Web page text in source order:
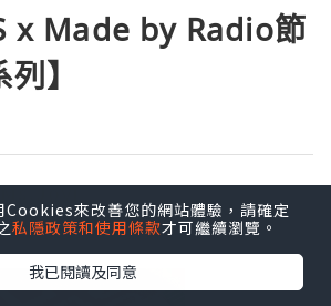
x Made by Radio節
】
追蹤
來改善您的網站體驗，請確定
私隱政策和使用條款才可繼續瀏覽。
我已閱讀及同意